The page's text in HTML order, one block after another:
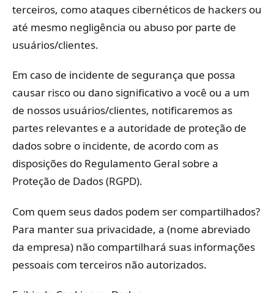
terceiros, como ataques cibernéticos de hackers ou
até mesmo negligência ou abuso por parte de
usuários/clientes.
Em caso de incidente de segurança que possa
causar risco ou dano significativo a você ou a um
de nossos usuários/clientes, notificaremos as
partes relevantes e a autoridade de proteção de
dados sobre o incidente, de acordo com as
disposições do Regulamento Geral sobre a
Proteção de Dados (RGPD).
Com quem seus dados podem ser compartilhados?
Para manter sua privacidade, a (nome abreviado
da empresa) não compartilhará suas informações
pessoais com terceiros não autorizados.